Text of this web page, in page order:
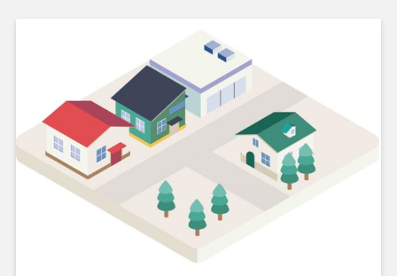
4 か月前
REDSは、自分でSUUMOなどを使って物件検索がで
きる人にはおすすめだと感じました。
他の不動産会社にも行きましたが、こちらの希望に
寄り添うというより、不動産会社側が売りたい物件
を勧められているように感じることもありました。
その点、REDSは自分で見つけた物件を軸に進めや
すいのがよかったです。
一方で、自分が望む物件像がまだ明確でない人や、